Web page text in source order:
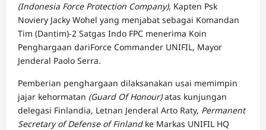
(Indonesia Force Protection Company), Kapten Psk
Noviery Jacky Wohel yang menjabat sebagai Komandan
Tim (Dantim)-2 Satgas Indo FPC menerima Koin
Penghargaan dariForce Commander UNIFIL, Mayor
Jenderal Paolo Serra.
Pemberian penghargaan dilaksanakan usai memimpin
jajar kehormatan (Guard Of Honour)atas kunjungan
delegasi Finlandia, Letnan Jenderal Arto Raty, Permanent
Secretary of Defense of Finland ke Markas UNIFIL HQ